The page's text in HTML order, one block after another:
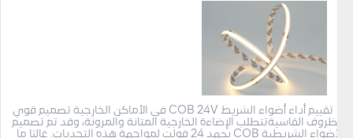
تقييم أداء أضواء الشريط COB 24V في الأماكن الخارجية تصميم قوي
للظروف القاسيةتتطلب الإضاءة الخارجية المتانة والمرونة، وقد تم تصميم
الأضواء الشريطية COB بجهد 24 فولت لمواجهة هذه التحديات. غالبًا ما